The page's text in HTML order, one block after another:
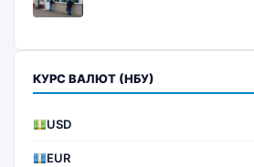
КУРС ВАЛЮТ (НБУ)
USD
EUR